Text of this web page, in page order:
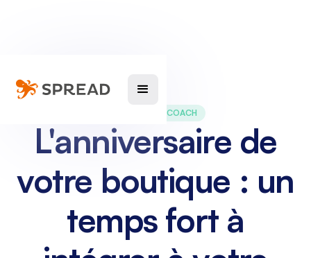
MARKETING COACH
L'anniversaire de
votre boutique : un
temps fort à